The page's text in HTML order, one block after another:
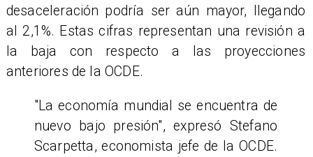
desaceleración podría ser aún mayor, llegando
al 2,1%. Estas cifras representan una revisión a
la baja con respecto a las proyecciones
anteriores de la OCDE.
"La economía mundial se encuentra de
nuevo bajo presión", expresó Stefano
Scarpetta, economista jefe de la OCDE.